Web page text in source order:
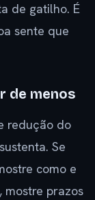
de gatilho. É
sente que
de menos
redução do
Se
como e
mostre prazos